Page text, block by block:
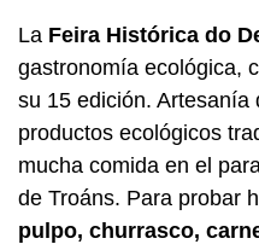
La Feira Histórica do
gastronomía ecológica,
su 15 edición. Artesanía
productos ecológicos
mucha comida en el
de Troáns. Para probar
pulpo, churrasco,